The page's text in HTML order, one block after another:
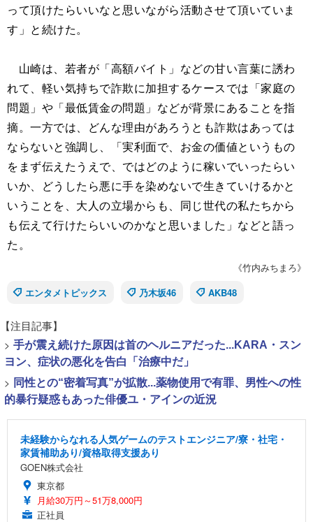
って頂けたらいいなと思いながら活動させて頂いていま
す」と続けた。
山崎は、若者が「高額バイト」などの甘い言葉に誘わ
れて、軽い気持ちで詐欺に加担するケースでは「家庭の
問題」や「最低賃金の問題」などが背景にあることを指
摘。一方では、どんな理由があろうとも詐欺はあっては
ならないと強調し、「実利面で、お金の価値というもの
をまず伝えたうえで、ではどのように稼いでいったらい
いか、どうしたら悪に手を染めないで生きていけるかと
いうことを、大人の立場からも、同じ世代の私たちから
も伝えて行けたらいいのかなと思いました」などと語っ
た。
《竹内みちまろ》
エンタメトピックス
乃木坂46 AKB48
【注目記事】
> 手が震え続けた原因は首のヘルニアだった...KARA・スン
ヨン、症状の悪化を告白「治療中だ」
> 同性との“密着写真”が拡散...薬物使用で有罪、男性への性
的暴行疑惑もあった俳優ユ・アインの近況
未経験からなれる人気ゲームのテストエンジニア/寮・社宅・
家賃補助あり/資格取得支援あり
GOEN株式会社
東京都
月給30万円～51万8,000円
正社員